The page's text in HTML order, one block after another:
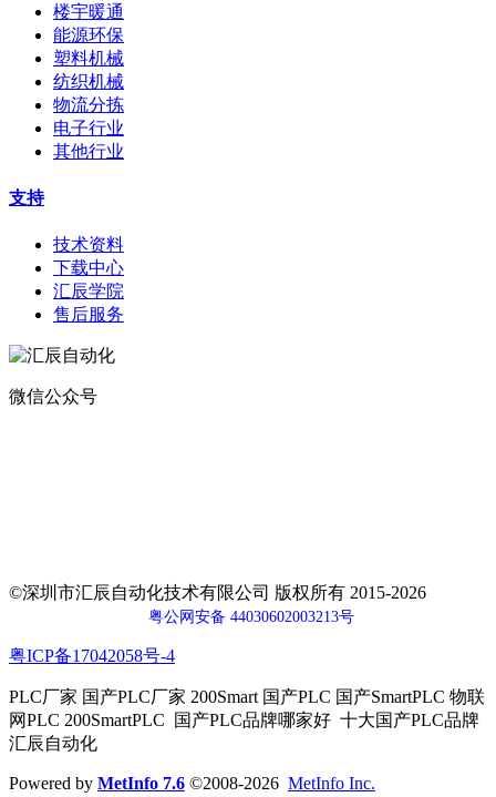
楼宇暖通
能源环保
塑料机械
纺织机械
物流分拣
电子行业
其他行业
支持
技术资料
下载中心
汇辰学院
售后服务
微信公众号
©深圳市汇辰自动化技术有限公司 版权所有 2015-2026
粤公网安备 44030602003213号
粤ICP备17042058号-4
PLC厂家 国产PLC厂家 200Smart 国产PLC 国产SmartPLC 物联
网PLC 200SmartPLC 国产PLC品牌哪家好 十大国产PLC品牌
汇辰自动化
Powered by MetInfo 7.6 ©2008-2026 MetInfo Inc.